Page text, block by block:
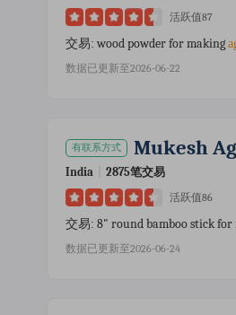
活跃值87
交易: wood powder for making
数据已更新至2026-06-22
有联系方式 Mukesh
India 2875笔交易
活跃值86
交易: 8" round bamboo stick for
数据已更新至2026-06-24